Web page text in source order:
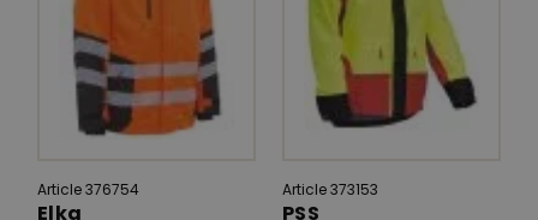
Article 376754
Elka
Article 373153
PSS